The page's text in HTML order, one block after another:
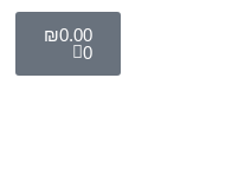
₪0.00
0